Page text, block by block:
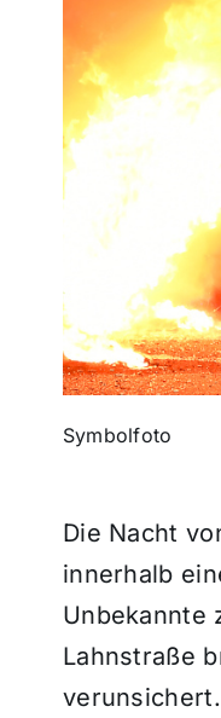
Symbolfoto
Die Nacht
innerhalb
Unbekannte
Lahnstraße
verunsichert.